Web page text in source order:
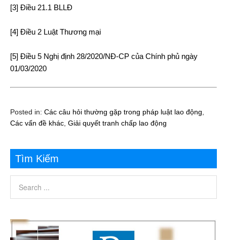
[3] Điều 21.1 BLLĐ
[4] Điều 2 Luật Thương mại
[5] Điều 5 Nghị định 28/2020/NĐ-CP của Chính phủ ngày
01/03/2020
Posted in: Các câu hỏi thường gặp trong pháp luật lao động
Các vấn đề khác Giải quyết tranh chấp lao động
Tìm Kiếm